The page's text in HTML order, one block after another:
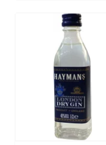
Diese
Unsere Website
Informationen in
lesen, speichern
diesen
umfassen Daten,
beziehen, und
IP-Adresse und
enthalten. Wir
verschiedene
Konto zuzugreifen